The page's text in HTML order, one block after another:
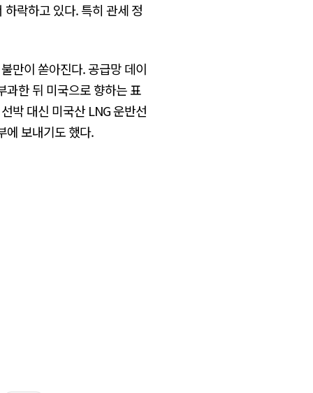
락하고 있다. 특히 관세 정
만이 쏟아진다. 공급망 데이
과한 뒤 미국으로 향하는 표
박 대신 미국산 LNG 운반선
에 보내기도 했다.